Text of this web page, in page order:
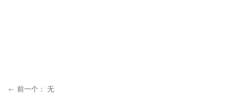
ꂃ 前一个： 无